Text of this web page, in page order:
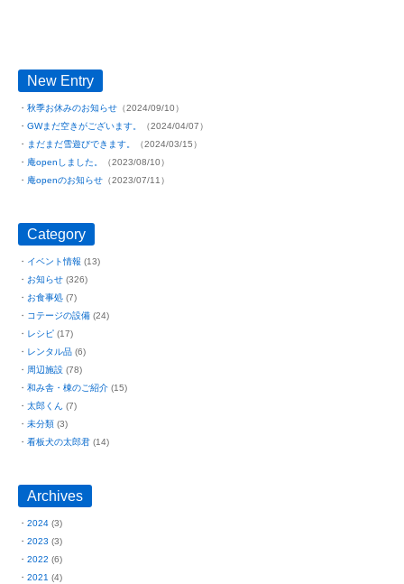
New Entry
秋季お休みのお知らせ （2024/09/10）
GWまだ空きがございます。
（2024/04/07）
まだまだ雪遊びできます。
（2024/03/15）
庵openしました。
（2023/08/10）
庵openのお知らせ （2023/07/11）
Category
イベント情報 (13)
お知らせ (326)
お食事処 (7)
コテージの設備 (24)
レシピ (17)
レンタル品 (6)
周辺施設 (78)
和み舎・棟のご紹介 (15)
太郎くん (7)
未分類 (3)
看板犬の太郎君 (14)
Archives
2024 (3)
2023 (3)
2022 (6)
2021 (4)